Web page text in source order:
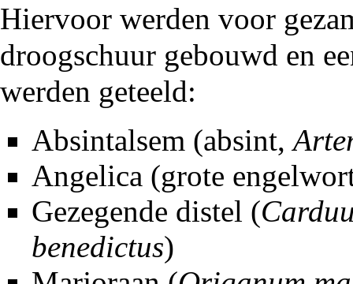
Hiervoor werden voor
droogschuur gebouwd en
werden geteeld:
Absintalsem (absint,
Angelica (grote
Gezegende distel (
benedictus)